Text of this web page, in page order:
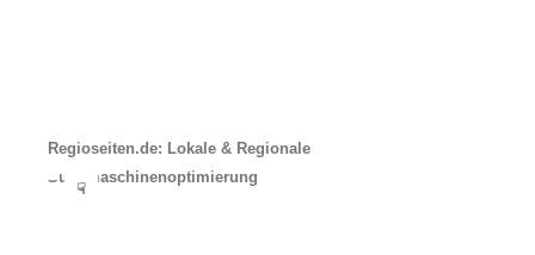
Regioseiten.de: Lokale & Regionale
Suchmaschinenoptimierung
☟